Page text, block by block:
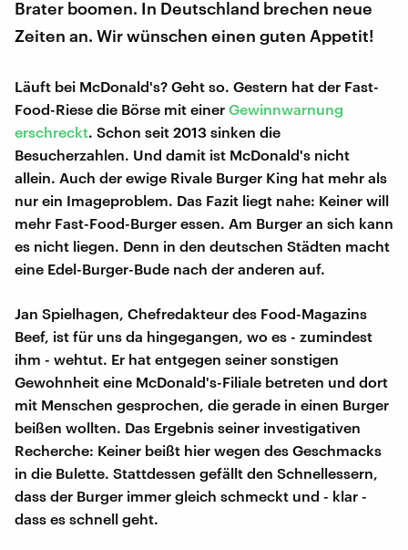
Brater boomen. In Deutschland brechen neue
Zeiten an. Wir wünschen einen guten Appetit!
Läuft bei McDonald's? Geht so. Gestern hat der Fast-
Food-Riese die Börse mit einer Gewinnwarnung
erschreckt. Schon seit 2013 sinken die
Besucherzahlen. Und damit ist McDonald's nicht
allein. Auch der ewige Rivale Burger King hat mehr als
nur ein Imageproblem. Das Fazit liegt nahe: Keiner will
mehr Fast-Food-Burger essen. Am Burger an sich kann
es nicht liegen. Denn in den deutschen Städten macht
eine Edel-Burger-Bude nach der anderen auf.
Jan Spielhagen, Chefredakteur des Food-Magazins
Beef, ist für uns da hingegangen, wo es - zumindest
ihm - wehtut. Er hat entgegen seiner sonstigen
Gewohnheit eine McDonald's-Filiale betreten und dort
mit Menschen gesprochen, die gerade in einen Burger
beißen wollten. Das Ergebnis seiner investigativen
Recherche: Keiner beißt hier wegen des Geschmacks
in die Bulette. Stattdessen gefällt den Schnellessern,
dass der Burger immer gleich schmeckt und - klar -
dass es schnell geht.